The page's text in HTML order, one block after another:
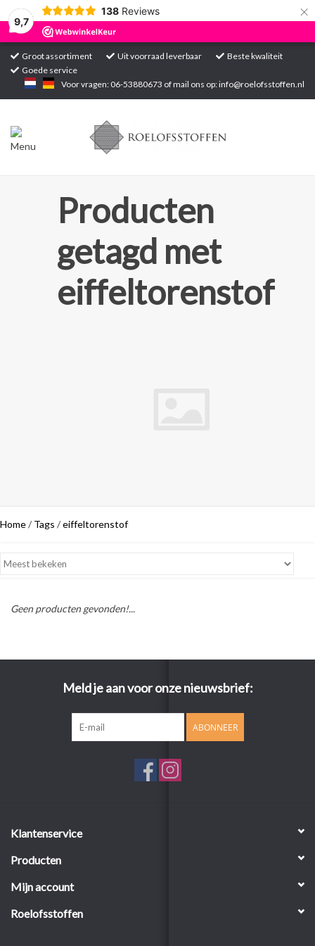
9,7
138 Reviews ×
Groot assortiment Uit voorraad leverbaar
Beste kwaliteit
Goede service
Voor vragen: 06-53880673 of mail ons op:info@roelofsstoffen.nl
Home
Producten
getagd met
eiffeltorenstof
Home/ Tags /eiffeltorenstof
Geen producten gevonden!...
Meld je aan voor onze nieuwsbrief:
ABONNEER
Klantenservice
Producten
Mijn account
Roelofsstoffen